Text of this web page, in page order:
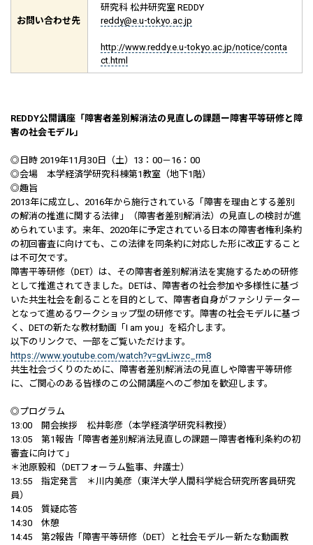
お問い合わせ先
研究科 松井研究室 REDDY
reddy@e.u-tokyo.ac.jp
http://www.reddy.e.u-tokyo.ac.jp/notice/conta
ct.html
REDDY公開講座「障害者差別解消法の見直しの課題ー障害平等研修と障
害の社会モデル」
◎日時 2019年11月30日（土）13：00－16：00
◎会場 本学経済学研究科棟第1教室（地下1階）
◎趣旨
2013年に成立し、2016年から施行されている「障害を理由とする差別
の解消の推進に関する法律」（障害者差別解消法）の見直しの検討が進
められています。来年、2020年に予定されている日本の障害者権利条約
の初回審査に向けても、この法律を同条約に対応した形に改正すること
は不可欠です。
障害平等研修（DET）は、その障害者差別解消法を実施するための研修
として推進されてきました。DETは、障害者の社会参加や多様性に基づ
いた共生社会を創ることを目的として、障害者自身がファシリテーター
となって進めるワークショップ型の研修です。障害の社会モデルに基づ
く、DETの新たな教材動画「I am you」を紹介します。
以下のリンクで、一部をご覧いただけます。
https://www.youtube.com/watch?v=gvLiwzc_rm8
共生社会づくりのために、障害者差別解消法の見直しや障害平等研修
に、ご関心のある皆様のこの公開講座へのご参加を歓迎します。
◎プログラム
13:00 開会挨拶 松井彰彦（本学経済学研究科教授）
13:05 第1報告「障害者差別解消法見直しの課題ー障害者権利条約の初
審査に向けて」
＊池原毅和（DETフォーラム監事、弁護士）
13:55 指定発言 ＊川内美彦（東洋大学人間科学総合研究所客員研究
員）
14:05 質疑応答
14:30 休憩
14:45 第2報告「障害平等研修（DET）と社会モデルー新たな動画教